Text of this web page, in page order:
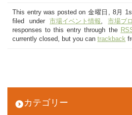
カテゴリー
This entry was posted on 金曜日, 8月
filed under市場イベント情報,市場ブ
responses to this entry through the
currently closed, but you can trackback